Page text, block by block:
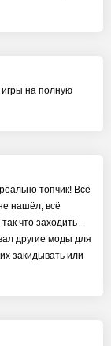
на полную
топчик! Всё
нашёл, всё
что заходить –
другие моды для
закидывать или